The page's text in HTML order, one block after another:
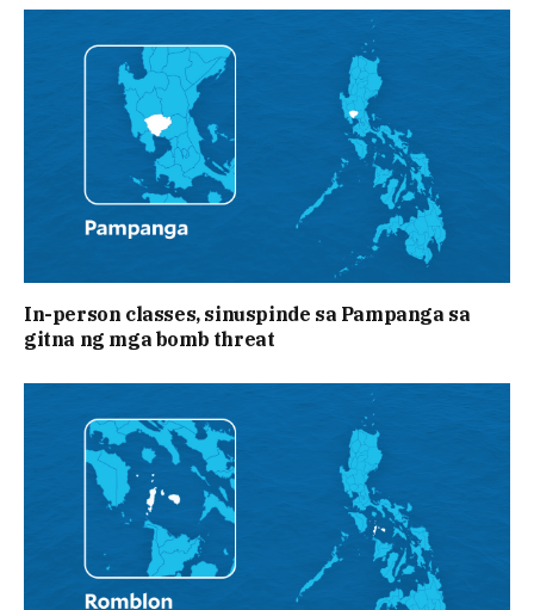
In-person classes, sinuspinde sa Pampanga sa
gitna ng mga bomb threat